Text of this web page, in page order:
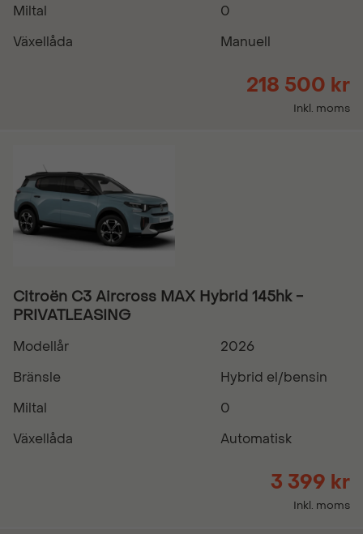
Miltal
0
Växellåda
Manuell
218 500 kr
Inkl. moms
Citroën C3 Aircross MAX Hybrid 145hk -
PRIVATLEASING
Modellår
2026
Bränsle
Hybrid el/bensin
Miltal
0
Växellåda
Automatisk
3 399 kr
Inkl. moms